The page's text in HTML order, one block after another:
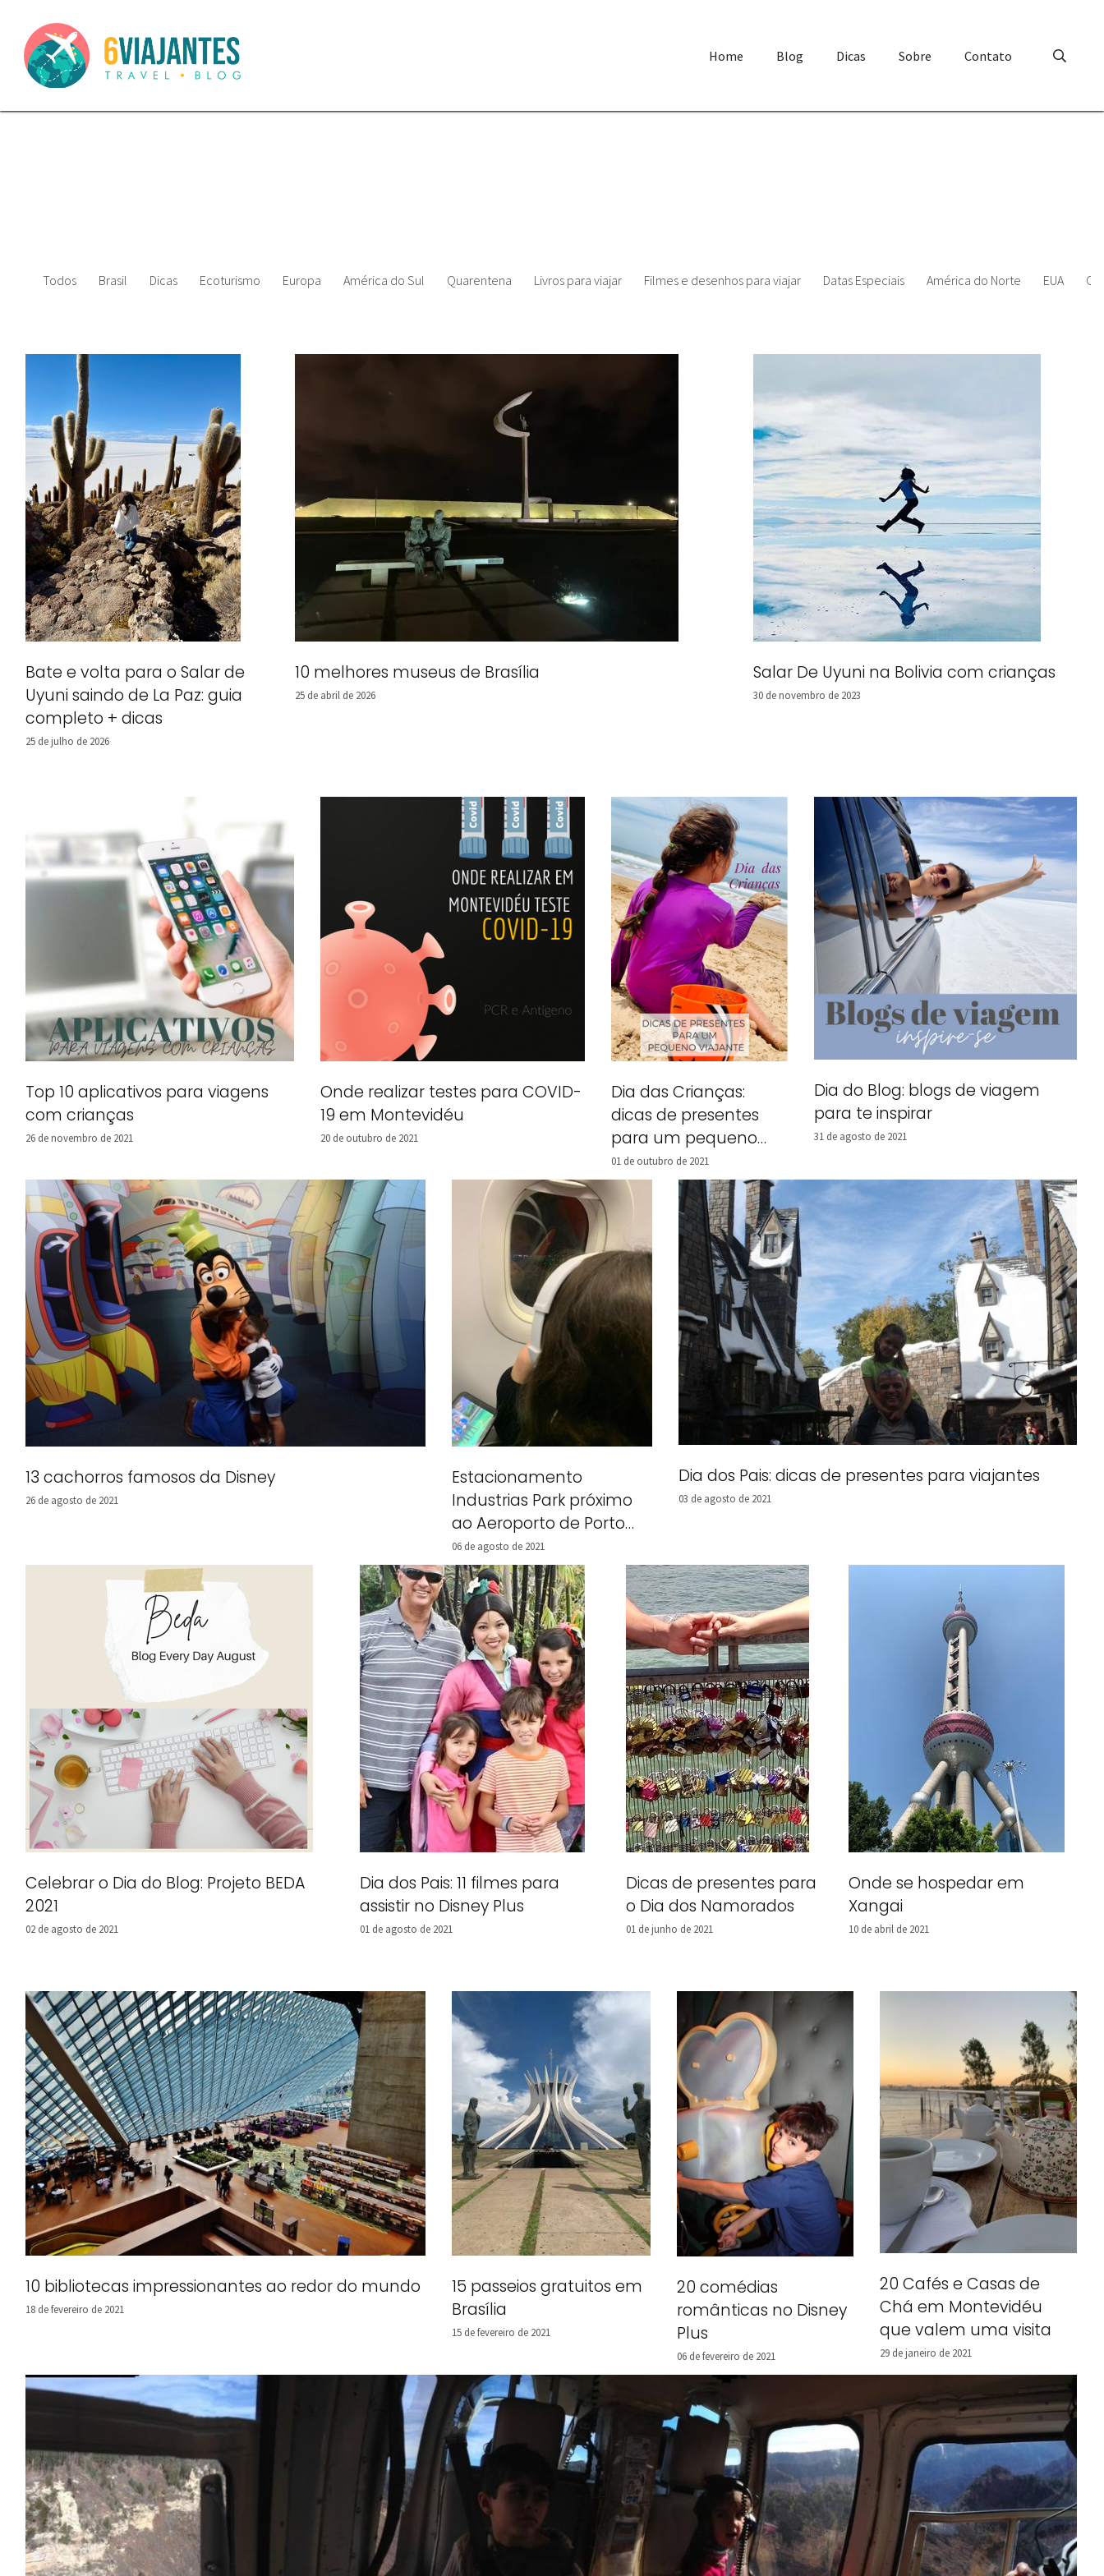
Home Blog Dicas Sobre Contato
Todos Brasil Dicas Ecoturismo Europa América do Sul Quarentena Livros para viajar Filmes e desenhos para viajar Datas Especiais América do Norte EUA
Bate e volta para o Salar de
Uyuni saindo de La Paz: guia
completo + dicas
25 de julho de 2026
10 melhores museus de Brasília
25 de abril de 2026
Salar De Uyuni na Bolivia com crianças
30 de novembro de 2023
Top 10 aplicativos para viagens
com crianças
26 de novembro de 2021
Onde realizar testes para COVID-
19 em Montevidéu
20 de outubro de 2021
Dia das Crianças:
dicas de presentes
para um pequeno
viajante
01 de outubro de 2021
Dia do Blog: blogs de viagem
para te inspirar
31 de agosto de 2021
13 cachorros famosos da Disney
26 de agosto de 2021
Estacionamento
Industrias Park próximo
ao Aeroporto de Porto
Alegre
06 de agosto de 2021
Dia dos Pais: dicas de presentes para viajantes
03 de agosto de 2021
Celebrar o Dia do Blog: Projeto BEDA
2021
02 de agosto de 2021
Dia dos Pais: 11 filmes para
assistir no Disney Plus
01 de agosto de 2021
Dicas de presentes para
o Dia dos Namorados
01 de junho de 2021
Onde se hospedar em
Xangai
10 de abril de 2021
10 bibliotecas impressionantes ao redor do mundo
18 de fevereiro de 2021
15 passeios gratuitos em
Brasília
15 de fevereiro de 2021
20 comédias
românticas no Disney
Plus
06 de fevereiro de 2021
20 Cafés e Casas de
Chá em Montevidéu
que valem uma visita
29 de janeiro de 2021